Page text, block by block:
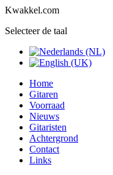
Kwakkel.com
Selecteer de taal
Home
Gitaren
Voorraad
Nieuws
Gitaristen
Achtergrond
Contact
Links